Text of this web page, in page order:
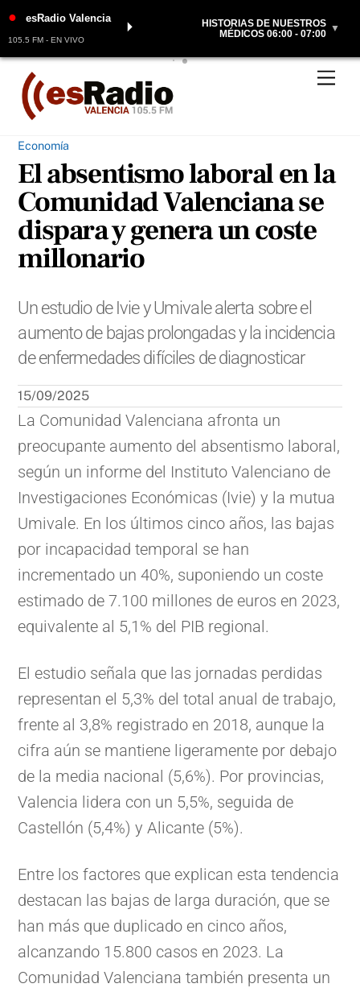
Skip
content
● esRadio Valencia
105.5 FM - EN VIVO
⏵
HISTORIAS DE NUESTROS
MÉDICOS 06:00 - 07:00 ▼
Economía
El absentismo laboral en la
Comunidad Valenciana se
dispara y genera un coste
millonario
Un estudio de Ivie y Umivale alerta sobre el
aumento de bajas prolongadas y la incidencia
de enfermedades difíciles de diagnosticar
15/09/2025
La Comunidad Valenciana afronta un
preocupante aumento del absentismo laboral,
según un informe del Instituto Valenciano de
Investigaciones Económicas (Ivie) y la mutua
Umivale. En los últimos cinco años, las bajas
por incapacidad temporal se han
incrementado un 40%, suponiendo un coste
estimado de 7.100 millones de euros en 2023,
equivalente al 5,1% del PIB regional.
El estudio señala que las jornadas perdidas
representan el 5,3% del total anual de trabajo,
frente al 3,8% registrado en 2018, aunque la
cifra aún se mantiene ligeramente por debajo
de la media nacional (5,6%). Por provincias,
Valencia lidera con un 5,5%, seguida de
Castellón (5,4%) y Alicante (5%).
Entre los factores que explican esta tendencia
destacan las bajas de larga duración, que se
han más que duplicado en cinco años,
alcanzando 15.800 casos en 2023. La
Comunidad Valenciana también presenta un